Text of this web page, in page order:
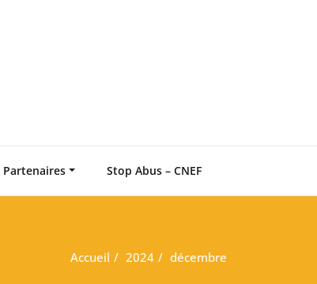
Partenaires Stop Abus – CNEF
Accueil 2024 décembre